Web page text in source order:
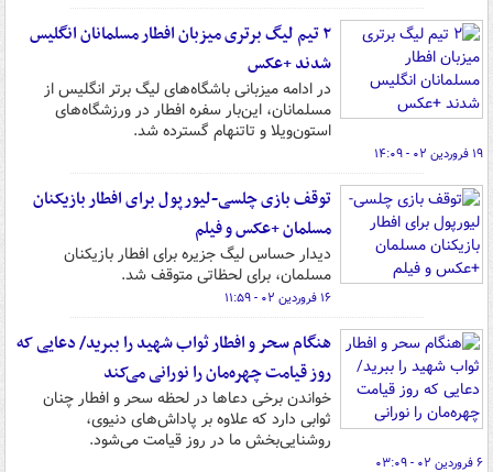
۲ تیم لیگ برتری میزبان افطار مسلمانان انگلیس
شدند +عکس
در ادامه میزبانی باشگاه‌های لیگ برتر انگلیس از
مسلمانان، این‌بار سفره افطار در ورزشگاه‌های
استون‌ویلا و تاتنهام گسترده شد.
۱۹ فروردین ۰۲ - ۱۴:۰۹
توقف بازی چلسی-لیورپول برای افطار بازیکنان
مسلمان +عکس و فیلم
دیدار حساس لیگ جزیره برای افطار بازیکنان
مسلمان، برای لحظاتی متوقف شد.
۱۶ فروردین ۰۲ - ۱۱:۵۹
هنگام سحر و افطار ثواب شهید را ببرید/ دعایی که
روز قیامت چهره‌مان را نورانی می‌کند
خواندن برخی دعاها در لحظه سحر و افطار چنان
ثوابی دارد که علاوه بر پاداش‌های دنیوی،
روشنایی‌بخش ما در روز قیامت می‌شود.
۶ فروردین ۰۲ - ۰۳:۰۹